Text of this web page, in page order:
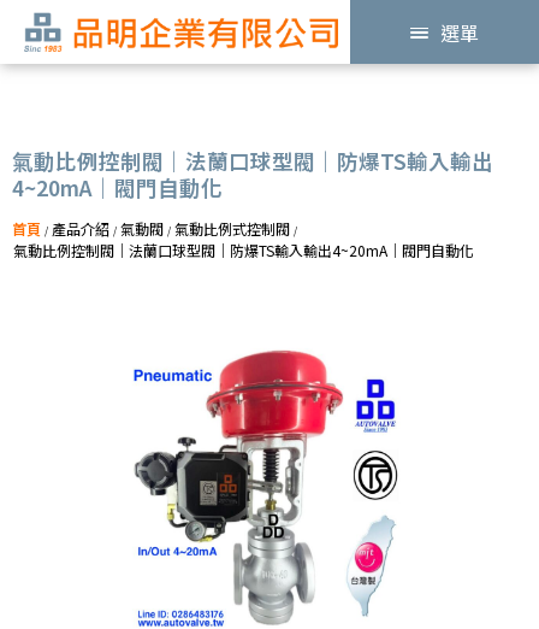
選單
氣動比例控制閥｜法蘭口球型閥｜防爆TS輸入輸出
4~20mA｜閥門自動化
首頁 / 產品介紹 / 氣動閥 / 氣動比例式控制閥 /
氣動比例控制閥｜法蘭口球型閥｜防爆TS輸入輸出4~20mA｜閥門自動化